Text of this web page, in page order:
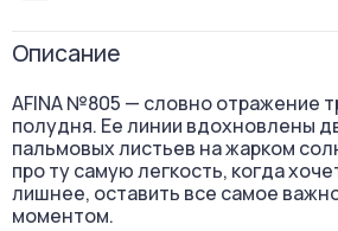
Описание
AFINA №805 — словно отражение
полудня. Ее линии вдохновлены
пальмовых листьев на жарком
про ту самую легкость, когда
лишнее, оставить все самое
моментом.